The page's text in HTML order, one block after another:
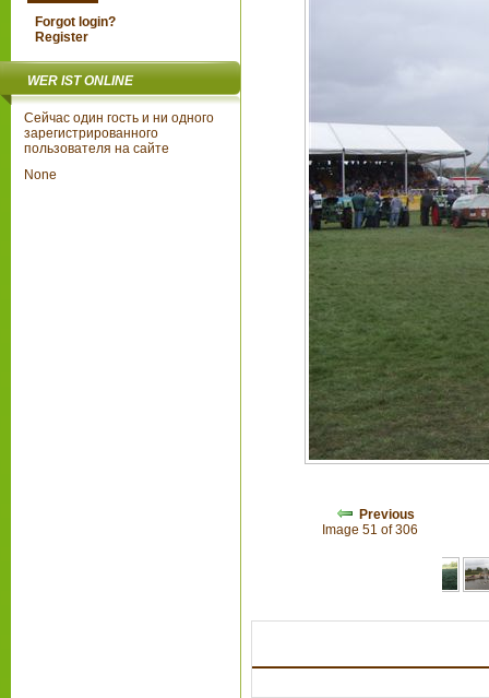
Forgot login?
Register
WER IST ONLINE
Сейчас один гость и ни одного
зарегистрированного
пользователя на сайте
None
Previous
Image 51 of 306